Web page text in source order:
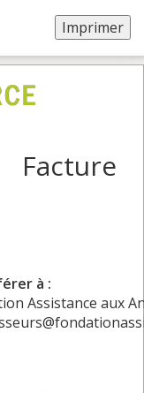
Facture
à :
Assistance aux